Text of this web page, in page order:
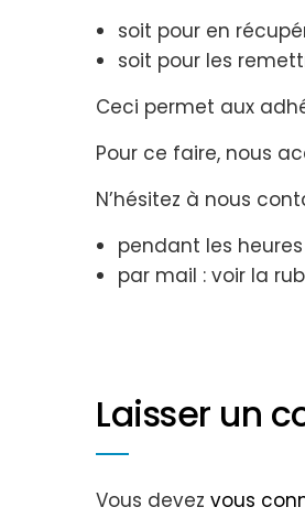
soit pour en
soit pour les
Ceci permet aux
Pour ce faire, nous
N’hésitez à nous
pendant les
par mail : voir la
Laisser un
Vous devez vous